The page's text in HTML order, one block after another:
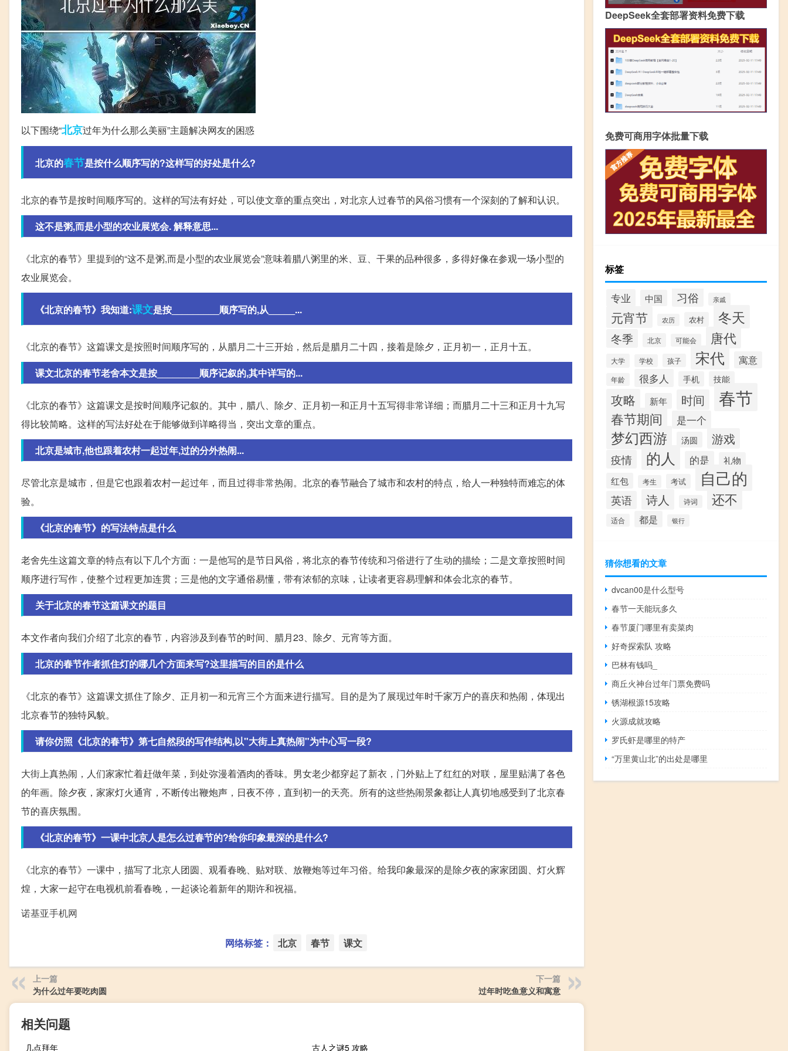
以下围绕“北京过年为什么那么美丽”主题解决网友的困惑
北京的春节是按什么顺序写的?这样写的好处是什么?
北京的春节是按时间顺序写的。这样的写法有好处，可以使文章的重点突出，对北京人过春节的风俗习惯有一个深刻的了解和认识。
这不是粥,而是小型的农业展览会. 解释意思...
《北京的春节》里提到的“这不是粥,而是小型的农业展览会”意味着腊八粥里的米、豆、干果的品种很多，多得好像在参观一场小型的
农业展览会。
《北京的春节》我知道:课文是按_________顺序写的,从_____...
《北京的春节》这篇课文是按照时间顺序写的，从腊月二十三开始，然后是腊月二十四，接着是除夕，正月初一，正月十五。
课文北京的春节老舍本文是按________顺序记叙的,其中详写的...
《北京的春节》这篇课文是按时间顺序记叙的。其中，腊八、除夕、正月初一和正月十五写得非常详细；而腊月二十三和正月十九写
得比较简略。这样的写法好处在于能够做到详略得当，突出文章的重点。
北京是城市,他也跟着农村一起过年,过的分外热闹...
尽管北京是城市，但是它也跟着农村一起过年，而且过得非常热闹。北京的春节融合了城市和农村的特点，给人一种独特而难忘的体
验。
《北京的春节》的写法特点是什么
老舍先生这篇文章的特点有以下几个方面：一是他写的是节日风俗，将北京的春节传统和习俗进行了生动的描绘；二是文章按照时间
顺序进行写作，使整个过程更加连贯；三是他的文字通俗易懂，带有浓郁的京味，让读者更容易理解和体会北京的春节。
关于北京的春节这篇课文的题目
本文作者向我们介绍了北京的春节，内容涉及到春节的时间、腊月23、除夕、元宵等方面。
北京的春节作者抓住灯的哪几个方面来写?这里描写的目的是什么
《北京的春节》这篇课文抓住了除夕、正月初一和元宵三个方面来进行描写。目的是为了展现过年时千家万户的喜庆和热闹，体现出
北京春节的独特风貌。
请你仿照《北京的春节》第七自然段的写作结构,以"大街上真热闹"为中心写一段?
大街上真热闹，人们家家忙着赶做年菜，到处弥漫着酒肉的香味。男女老少都穿起了新衣，门外贴上了红红的对联，屋里贴满了各色
的年画。除夕夜，家家灯火通宵，不断传出鞭炮声，日夜不停，直到初一的天亮。所有的这些热闹景象都让人真切地感受到了北京春
节的喜庆氛围。
《北京的春节》一课中北京人是怎么过春节的?给你印象最深的是什么?
《北京的春节》一课中，描写了北京人团圆、观看春晚、贴对联、放鞭炮等过年习俗。给我印象最深的是除夕夜的家家团圆、灯火辉
煌，大家一起守在电视机前看春晚，一起谈论着新年的期许和祝福。
诺基亚手机网
网络标签： 北京 春节 课文
上一篇
为什么过年要吃肉圆
下一篇
过年时吃鱼意义和寓意
相关问题
几点拜年 古人之谜5 攻略
DeepSeek全套部署资料免费下载
免费可商用字体批量下载
标签
专业 中国 习俗 亲戚
元宵节 农历 农村 冬天
冬季 北京 可能会 唐代
大学 学校 孩子 宋代 寓意
年龄 很多人 手机 技能
攻略 新年 时间 春节
春节期间 是一个
梦幻西游 汤圆 游戏
疫情 的人 的是
礼物
红包
考生 考试 自己的
英语 诗人 诗词 还不
适合 都是 银行
猜你想看的文章
dvcan00是什么型号
春节一天能玩多久
春节厦门哪里有卖菜肉
好奇探索队 攻略
巴林有钱吗_
商丘火神台过年门票免费吗
锈湖根源15攻略
火源成就攻略
罗氏虾是哪里的特产
“万里黄山北”的出处是哪里